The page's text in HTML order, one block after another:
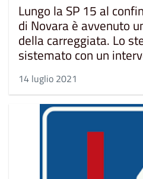
Lungo la SP 15 al
di Novara è avvenuto
della carreggiata. Lo
sistemato con un
14 luglio 2021